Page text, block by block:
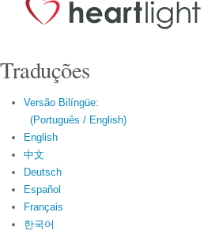
Traduções
Versão Bilíngüe:
(Português / English)
English
中文
Deutsch
Español
Français
한국어